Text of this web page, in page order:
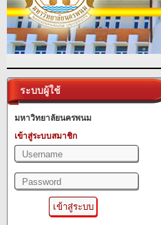
ระบบผู้ใช้
มหาวิทยาลัยนครพนม
เข้าสู่ระบบสมาชิก